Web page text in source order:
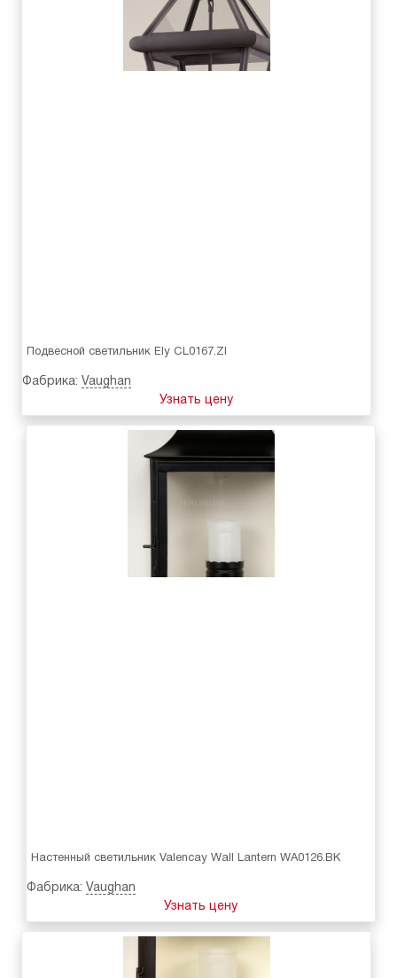
Подвесной светильник Ely CL0167.ZI
Фабрика: Vaughan
Узнать цену
Настенный светильник Valencay Wall Lantern WA0126.BK
Фабрика: Vaughan
Узнать цену